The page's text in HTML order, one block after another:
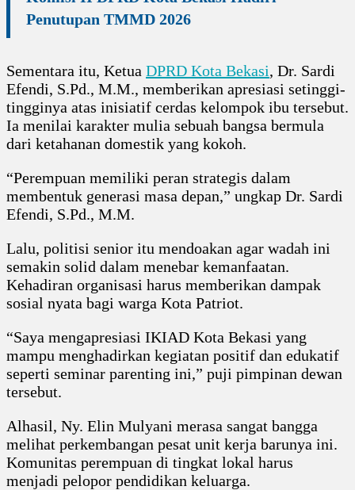
Penutupan TMMD 2026
Sementara itu, Ketua DPRD Kota Bekasi, Dr. Sardi
Efendi, S.Pd., M.M., memberikan apresiasi setinggi-
tingginya atas inisiatif cerdas kelompok ibu tersebut.
Ia menilai karakter mulia sebuah bangsa bermula
dari ketahanan domestik yang kokoh.
“Perempuan memiliki peran strategis dalam
membentuk generasi masa depan,” ungkap Dr. Sardi
Efendi, S.Pd., M.M.
Lalu, politisi senior itu mendoakan agar wadah ini
semakin solid dalam menebar kemanfaatan.
Kehadiran organisasi harus memberikan dampak
sosial nyata bagi warga Kota Patriot.
“Saya mengapresiasi IKIAD Kota Bekasi yang
mampu menghadirkan kegiatan positif dan edukatif
seperti seminar parenting ini,” puji pimpinan dewan
tersebut.
Alhasil, Ny. Elin Mulyani merasa sangat bangga
melihat perkembangan pesat unit kerja barunya ini.
Komunitas perempuan di tingkat lokal harus
menjadi pelopor pendidikan keluarga.